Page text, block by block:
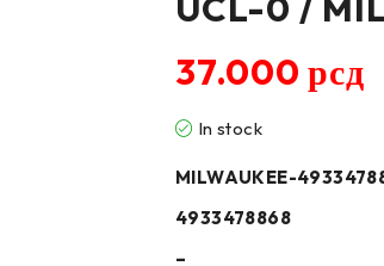
37.000рсд
In stock
MILWAUKEE-
4933478868
–